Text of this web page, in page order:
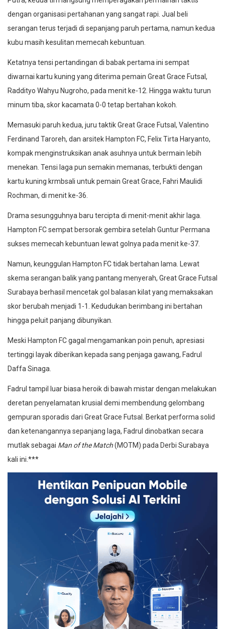
dengan organisasi pertahanan yang sangat rapi. Jual beli
serangan terus terjadi di sepanjang paruh pertama, namun kedua
kubu masih kesulitan memecah kebuntuan.
Ketatnya tensi pertandingan di babak pertama ini sempat
diwarnai kartu kuning yang diterima pemain Great Grace Futsal,
Raddityo Wahyu Nugroho, pada menit ke-12. Hingga waktu turun
minum tiba, skor kacamata 0-0 tetap bertahan kokoh.
Memasuki paruh kedua, juru taktik Great Grace Futsal, Valentino
Ferdinand Taroreh, dan arsitek Hampton FC, Felix Tirta Haryanto,
kompak menginstruksikan anak asuhnya untuk bermain lebih
menekan. Tensi laga pun semakin memanas, terbukti dengan
kartu kuning krmbsali untuk pemain Great Grace, Fahri Maulidi
Rochman, di menit ke-36.
Drama sesungguhnya baru tercipta di menit-menit akhir laga.
Hampton FC sempat bersorak gembira setelah Guntur Permana
sukses memecah kebuntuan lewat golnya pada menit ke-37.
Namun, keunggulan Hampton FC tidak bertahan lama. Lewat
skema serangan balik yang pantang menyerah, Great Grace Futsal
Surabaya berhasil mencetak gol balasan kilat yang memaksakan
skor berubah menjadi 1-1. Kedudukan berimbang ini bertahan
hingga peluit panjang dibunyikan.
Meski Hampton FC gagal mengamankan poin penuh, apresiasi
tertinggi layak diberikan kepada sang penjaga gawang, Fadrul
Daffa Sinaga.
Fadrul tampil luar biasa heroik di bawah mistar dengan melakukan
deretan penyelamatan krusial demi membendung gelombang
gempuran sporadis dari Great Grace Futsal. Berkat performa solid
dan ketenangannya sepanjang laga, Fadrul dinobatkan secara
mutlak sebagai Man of the Match(MOTM) pada Derbi Surabaya
kali ini.***